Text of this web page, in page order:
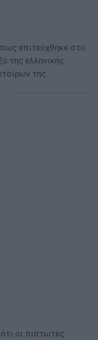
επιτεύχθηκε στο
της ελληνικής
της.
οι πιστωτές